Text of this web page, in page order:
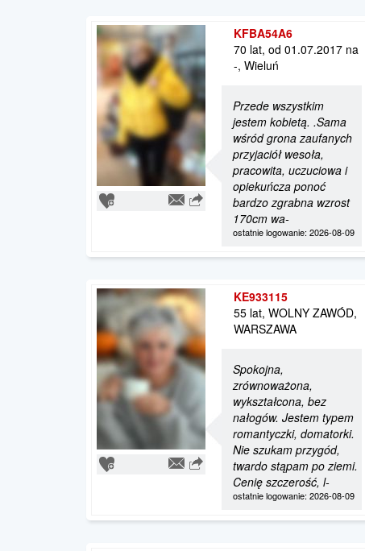
KFBA54A6
70 lat, od 01.07.2017 na
-, Wieluń
Przede wszystkim
jestem kobietą. .Sama
wśród grona zaufanych
przyjaciół wesoła,
pracowita, uczuciowa i
opiekuńcza ponoć
bardzo zgrabna wzrost
170cm wa-
ostatnie logowanie: 2026-08-09
KE933115
55 lat, WOLNY ZAWÓD,
WARSZAWA
Spokojna,
zrównoważona,
wykształcona, bez
nałogów. Jestem typem
romantyczki, domatorki.
Nie szukam przygód,
twardo stąpam po ziemi.
Cenię szczerość, l-
ostatnie logowanie: 2026-08-09